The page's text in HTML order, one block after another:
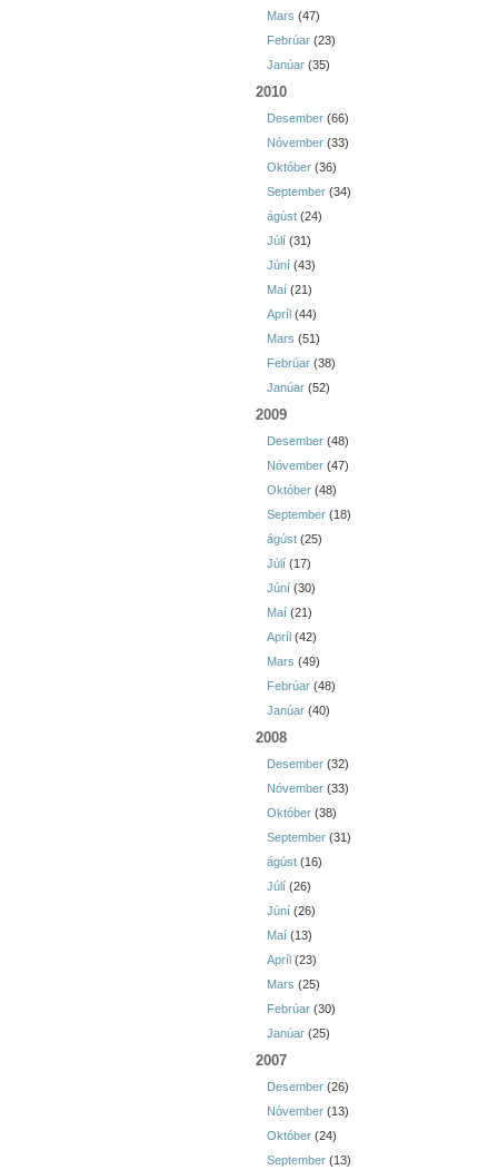
Mars (47)
Febrúar (23)
Janúar (35)
2010
Desember (66)
Nóvember (33)
Október (36)
September (34)
ágúst (24)
Júlí (31)
Júní (43)
Maí (21)
Apríl (44)
Mars (51)
Febrúar (38)
Janúar (52)
2009
Desember (48)
Nóvember (47)
Október (48)
September (18)
ágúst (25)
Júlí (17)
Júní (30)
Maí (21)
Apríl (42)
Mars (49)
Febrúar (48)
Janúar (40)
2008
Desember (32)
Nóvember (33)
Október (38)
September (31)
ágúst (16)
Júlí (26)
Júní (26)
Maí (13)
Apríl (23)
Mars (25)
Febrúar (30)
Janúar (25)
2007
Desember (26)
Nóvember (13)
Október (24)
September (13)